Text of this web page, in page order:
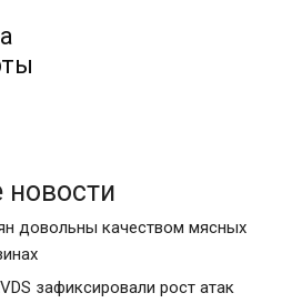
новости
довольны качеством мясных
зафиксировали рост атак